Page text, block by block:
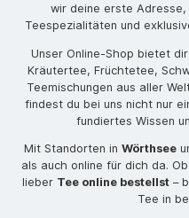
wir deine erste
Teespezialitäten und
Unser Online-Shop bietet
Kräutertee, Früchtetee,
Teemischungen aus aller
findest du bei uns nicht nur
fundiertes Wissen
Mit Standorten in Wörthsee
als auch online für dich da.
lieber Tee online bestellst–
Tee in